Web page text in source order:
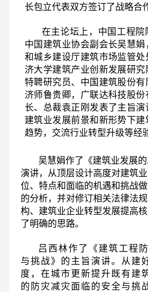
长包立代表双方签订了战略合
在主论坛上，中国工程院
中国建筑业协会副会长吴慧娟
和城乡建设厅建筑市场监管处
济大学建筑产业创新发展研究
特聘研究员、中国建筑股份
济师鲁贵卿，广联达科技股
长、总裁袁正刚发表了主旨
建筑业发展前景和新形势下建
趋势，交流行业转型升级等经
吴慧娟作了《建筑业发展的
演讲，从顶层设计高度对建筑
位、特点和面临的机遇和挑战
的分析，并对修订相关法律法
构、建筑业企业转型发展提高
了明确的思路。
吕西林作了《建筑工程防
与挑战》的主旨演讲。从建
度，在城市更新提升既有建
的防灾减灾面临的安全与挑